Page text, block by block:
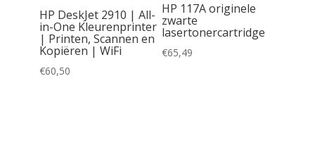
HP DeskJet 2910 | All-
in-One Kleurenprinter
| Printen, Scannen en
Kopiëren | WiFi
€60,50
HP 117A originele
zwarte
lasertonercartridge
€65,49